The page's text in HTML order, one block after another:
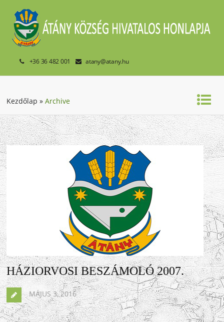
+36 36 482 001 atany@atany.hu
Kezdőlap »Archive
HÁZIORVOSI BESZÁMOLÓ 2007.
MÁJUS 3, 2016